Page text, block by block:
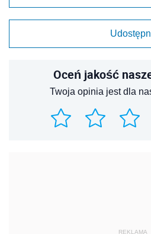
Oceń jakość
Twoja opinia jest dla
REKLAMA